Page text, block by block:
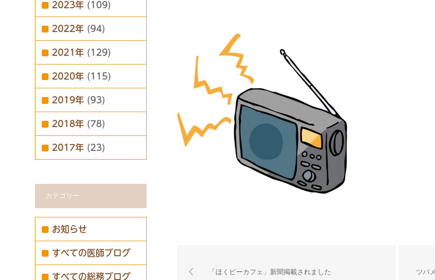
「ほくピーカフェ」新聞掲載されました ツバ
2023年 (109)
2022年 (94)
2021年 (129)
2020年 (115)
2019年 (93)
2018年 (78)
2017年 (23)
カテゴリー
お知らせ
すべての医師ブログ
すべての総務ブログ